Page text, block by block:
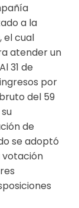
a la
el cual
atender un
31 de
por
del 59
de
se adoptó
votación